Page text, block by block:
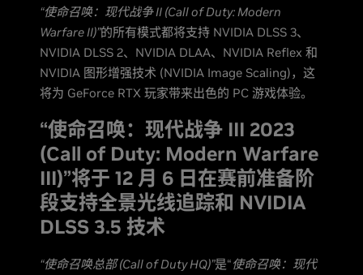
“使命召唤：现代战争 II (Call of Duty: Modern
Warfare II)”的所有模式都将支持 NVIDIA DLSS 3、
NVIDIA DLSS 2、NVIDIA DLAA、NVIDIA Reflex 和
NVIDIA 图形增强技术 (NVIDIA Image Scaling)，这
将为 GeForce RTX 玩家带来出色的 PC 游戏体验。
“使命召唤：现代战争 III 2023
(Call of Duty: Modern Warfare
III)”将于 12 月 6 日在赛前准备阶
段支持全景光线追踪和 NVIDIA
DLSS 3.5 技术
“使命召唤总部 (Call of Duty HQ)”是“使命召唤：现代